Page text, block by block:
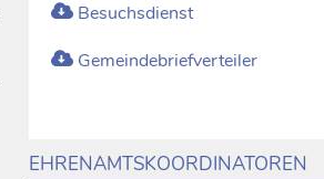
Besuchsdienst
Gemeindebriefverteiler
EHRENAMTSKOORDINATOREN